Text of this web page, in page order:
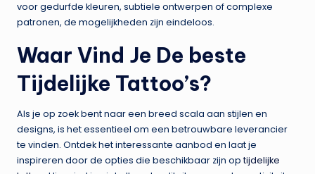
voor gedurfde kleuren, subtiele ontwerpen of complexe
patronen, de mogelijkheden zijn eindeloos.
Waar Vind Je De beste
Tijdelijke Tattoo’s?
Als je op zoek bent naar een breed scala aan stijlen en
designs, is het essentieel om een betrouwbare leverancier
te vinden. Ontdek het interessante aanbod en laat je
inspireren door de opties die beschikbaar zijn optijdelijke